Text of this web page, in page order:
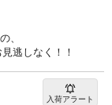
、
逃しなく！！
入荷アラート